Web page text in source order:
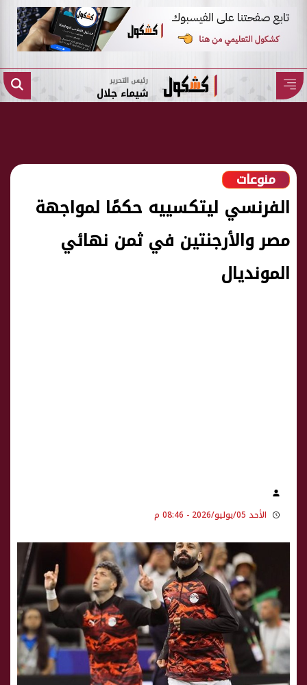
رئيس التحرير
شيماء جلال
منوعات
الفرنسي ليتكسييه حكمًا لمواجهة
مصر والأرجنتين في ثمن نهائي
المونديال
الأحد 05/يوليو/2026 - 08:46 م